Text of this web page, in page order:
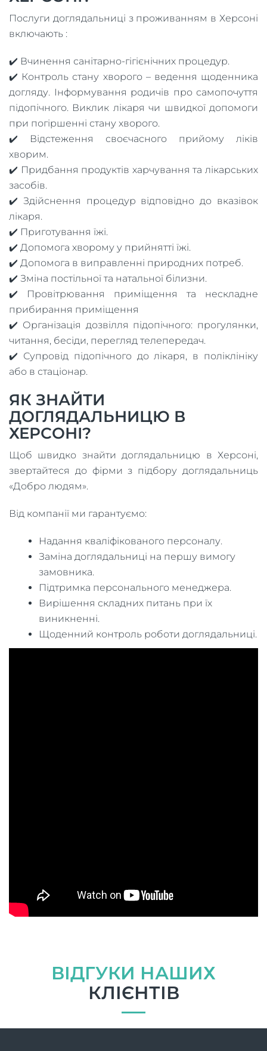
Послуги доглядальниці з проживанням в Херсоні
включають :
✔️ Вчинення санітарно-гігієнічних процедур.
✔️ Контроль стану хворого – ведення щоденника
догляду. Інформування родичів про самопочуття
підопічного. Виклик лікаря чи швидкої допомоги
при погіршенні стану хворого.
✔️ Відстеження своєчасного прийому ліків
хворим.
✔️ Придбання продуктів харчування та лікарських
засобів.
✔️ Здійснення процедур відповідно до вказівок
лікаря.
✔️ Приготування їжі.
✔️ Допомога хворому у прийнятті їжі.
✔️ Допомога в виправленні природних потреб.
✔️ Зміна постільної та натальної білизни.
✔️ Провітрювання приміщення та нескладне
прибирання приміщення
✔️ Організація дозвілля підопічного: прогулянки,
читання, бесіди, перегляд телепередач.
✔️ Супровід підопічного до лікаря, в поліклініку
або в стаціонар.
ЯК ЗНАЙТИ
ДОГЛЯДАЛЬНИЦЮ В
ХЕРСОНІ?
Щоб швидко знайти доглядальницю в Херсоні,
звертайтеся до фірми з підбору доглядальниць
«Добро людям».
Від компанії ми гарантуємо:
Надання кваліфікованого персоналу.
Заміна доглядальниці на першу вимогу
замовника.
Підтримка персонального менеджера.
Вирішення складних питань при їх
виникненні.
Щоденний контроль роботи доглядальниці.
ВІДГУКИ НАШИХ
КЛІЄНТІВ